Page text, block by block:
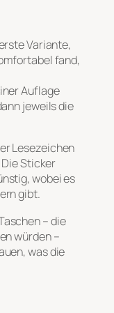
Variante,
fand,
Auflage
jeweils die
Lesezeichen
Sticker
wobei es
gibt.
– die
würden –
was die